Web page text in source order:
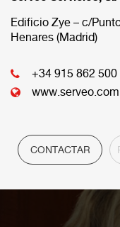
Edificio Zye – c/
Henares (Madrid)
+34 915 862 500
www.serveo.com
CONTACTAR
componen